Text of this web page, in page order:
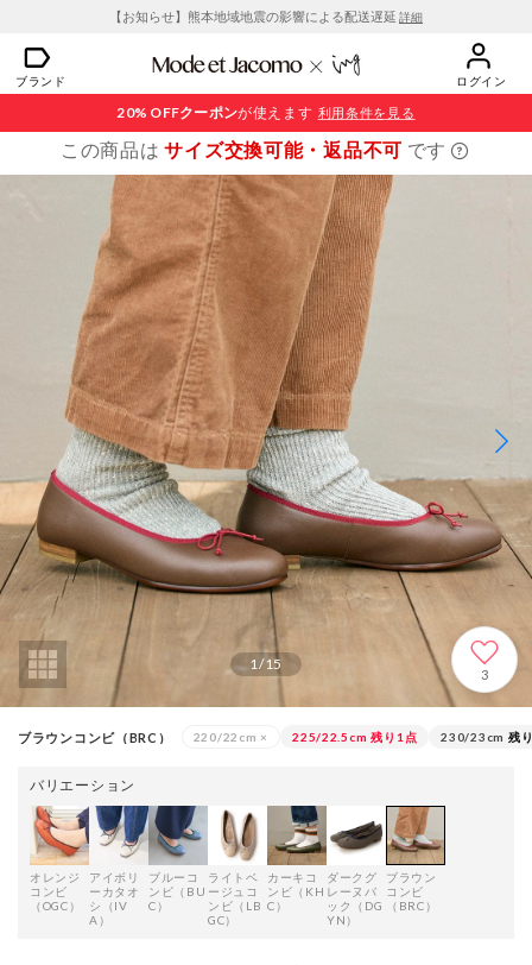
【お知らせ】熊本地域地震の影響による配送遅延 詳細
ブランド ログイン
20% OFFクーポンが使えます 利用条件を見る
この商品はサイズ交換可能・返品不可 です
1/15
3
ブラウンコンビ（BRC） 220/22cm × 225/22.5cm 残り1点 230/23cm 残
バリエーション
オレンジ
コンビ
（OGC）
アイボリ
ーカタオ
シ（IV
A）
ブルーコ
ンビ（BU
C）
ライトベ
ージュコ
ンビ（LB
GC）
カーキコ
ンビ（KH
C）
ダークグ
レーヌバ
ック（DG
YN）
ブラウン
コンビ
（BRC）